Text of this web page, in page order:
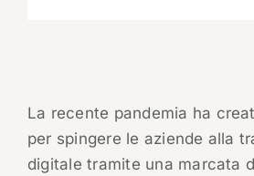
La recente pandemia ha
per spingere le aziende alla
digitale tramite una marcata